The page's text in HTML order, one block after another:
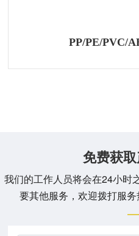
PP/PE/PVC/
免费获
我们的工作人员将会在24小时
要其他服务，欢迎拨打服务